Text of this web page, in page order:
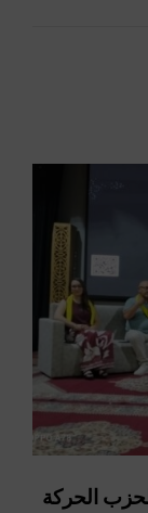
الحركة